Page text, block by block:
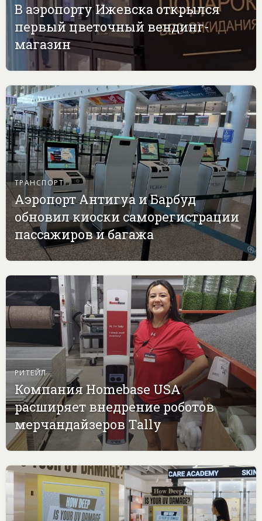
В аэропорту Ижевска открылся
первый цветочный вендинг-
магазин
ТРАНСПОРТ
Аэропорт Антигуа и Барбуд
обновил киоски саморегистрации
пассажиров и багажа
РИТЕЙЛ
Компания Homebase USA
расширяет внедрение роботов
мерчандайзеров Tally